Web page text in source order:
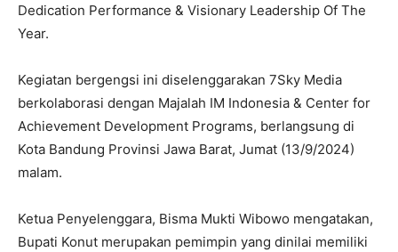
Dedication Performance & Visionary Leadership Of The
Year.
Kegiatan bergengsi ini diselenggarakan 7Sky Media
berkolaborasi dengan Majalah IM Indonesia & Center for
Achievement Development Programs, berlangsung di
Kota Bandung Provinsi Jawa Barat, Jumat (13/9/2024)
malam.
Ketua Penyelenggara, Bisma Mukti Wibowo mengatakan,
Bupati Konut merupakan pemimpin yang dinilai memiliki